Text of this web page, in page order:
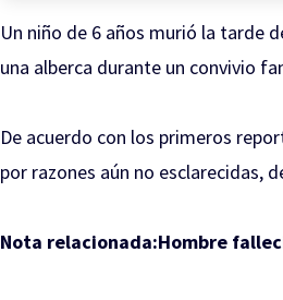
Un niño de 6 años murió la tarde
una alberca durante un convivio
De acuerdo con los primeros
por razones aún no esclarecidas,
Nota relacionada:Hombre